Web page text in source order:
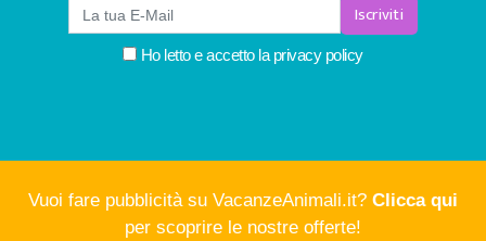
Iscriviti
Ho letto e accetto la privacy policy
Vuoi fare pubblicità su VacanzeAnimali.it? Clicca qui
per scoprire le nostre offerte!